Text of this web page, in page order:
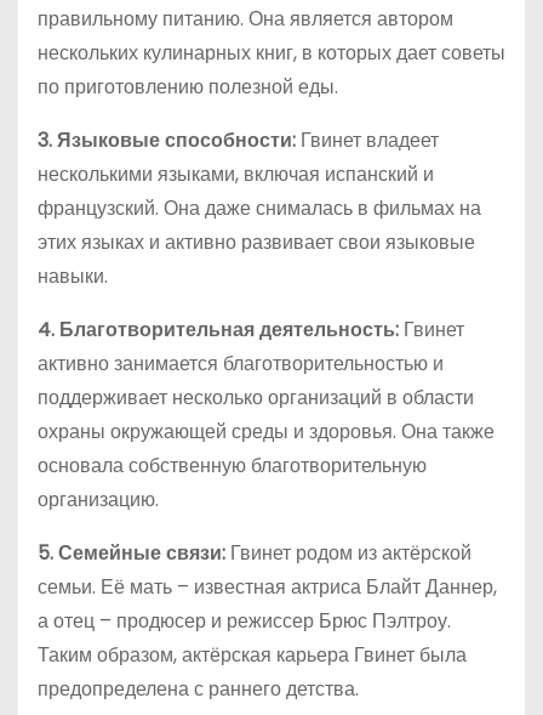
правильному питанию. Она является автором
нескольких кулинарных книг, в которых дает советы
по приготовлению полезной еды.
3. Языковые способности: Гвинет владеет
несколькими языками, включая испанский и
французский. Она даже снималась в фильмах на
этих языках и активно развивает свои языковые
навыки.
4. Благотворительная деятельность: Гвинет
активно занимается благотворительностью и
поддерживает несколько организаций в области
охраны окружающей среды и здоровья. Она также
основала собственную благотворительную
организацию.
5. Семейные связи: Гвинет родом из актёрской
семьи. Её мать – известная актриса Блайт Даннер,
а отец – продюсер и режиссер Брюс Пэлтроу.
Таким образом, актёрская карьера Гвинет была
предопределена с раннего детства.